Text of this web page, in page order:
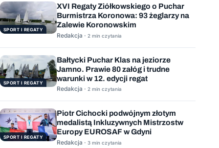
SPORT I REGATY
XVI Regaty Ziółkowskiego o Puchar
Burmistrza Koronowa: 93 żeglarzy na
Zalewie Koronowskim
Redakcja · 2 min czytania
SPORT I REGATY
Bałtycki Puchar Klas na jeziorze
Jamno. Prawie 80 załóg i trudne
warunki w 12. edycji regat
Redakcja · 2 min czytania
SPORT I REGATY
Piotr Cichocki podwójnym złotym
medalistą Inkluzywnych Mistrzostw
Europy EUROSAF w Gdyni
Redakcja · 3 min czytania